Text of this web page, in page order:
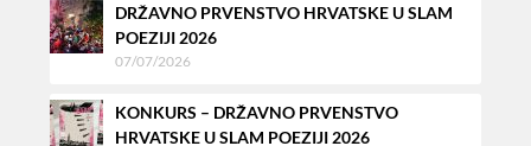
DRŽAVNO PRVENSTVO HRVATSKE U SLAM
POEZIJI 2026
07/07/2026
KONKURS – DRŽAVNO PRVENSTVO
HRVATSKE U SLAM POEZIJI 2026